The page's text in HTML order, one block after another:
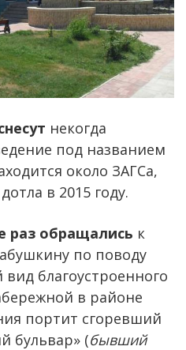
некогда
под названием
около ЗАГСа,
в 2015 году.
раз обращались к
по поводу
благоустроенного
в районе
портит сгоревший
бульвар» (бывший